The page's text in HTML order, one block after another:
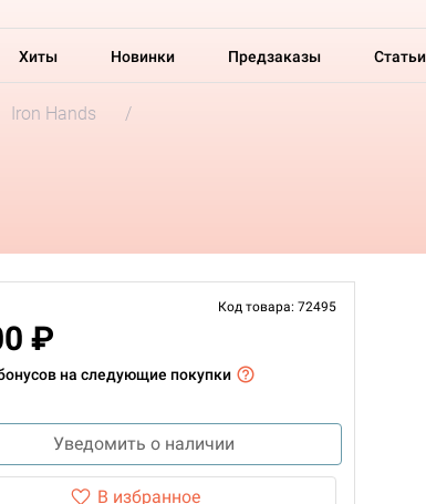
Хиты Новинки Предзаказы Статьи
Iron Hands
Код товара: 72495
₽
на следующие покупки
Уведомить о наличии
В избранное